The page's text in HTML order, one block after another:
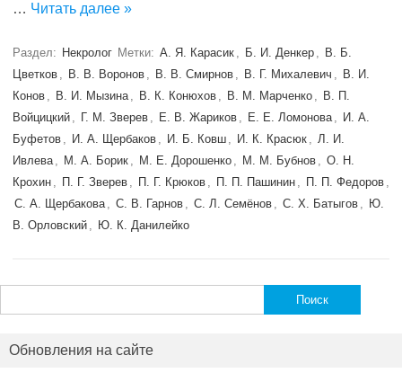
… Читать далее »
Раздел: Некролог Метки: А. Я. Карасик , Б. И. Денкер , В. Б.
Цветков , В. В. Воронов , В. В. Смирнов , В. Г. Михалевич , В. И.
Конов , В. И. Мызина , В. К. Конюхов , В. М. Марченко , В. П.
Войцицкий , Г. М. Зверев , Е. В. Жариков , Е. Е. Ломонова , И. А.
Буфетов , И. А. Щербаков , И. Б. Ковш , И. К. Красюк , Л. И.
Ивлева , М. А. Борик , М. Е. Дорошенко , М. М. Бубнов , О. Н.
Крохин , П. Г. Зверев , П. Г. Крюков , П. П. Пашинин , П. П. Федоров ,
С. А. Щербакова , С. В. Гарнов , С. Л. Семёнов , С. Х. Батыгов , Ю.
В. Орловский , Ю. К. Данилейко
Обновления на сайте